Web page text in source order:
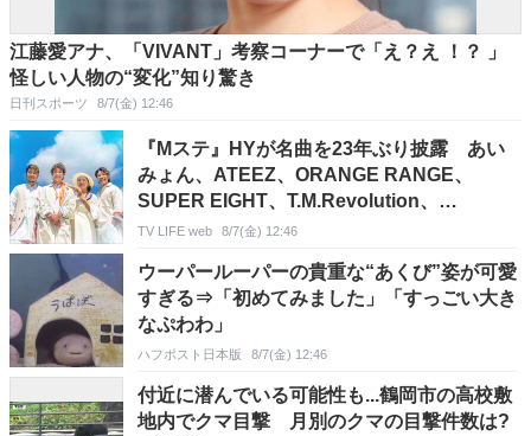
江藤愛アナ、「VIVANT」考察コーナーで「え？え ！？ 」
怪しい人物の“変化”知り驚き
日刊スポーツ 8/7(金) 12:46
『Mステ』HYが名曲を23年ぶり披露 あい
みょん、ATEEZ、ORANGE RANGE、
SUPER EIGHT、T.M.Revolution、
TOMOO、マカロニえんぴつも登場
TV LIFE web 8/7(金) 12:46
ウーパールーパーの貴重な“あくび”姿が可愛
すぎる⇒「初めてみました」「すっごい大き
なぷわわ」
ハフポスト日本版 8/7(金) 12:46
付近に潜んでいる可能性も...鶴岡市の高校敷
地内でクマ目撃 月別のクマの目撃件数は?